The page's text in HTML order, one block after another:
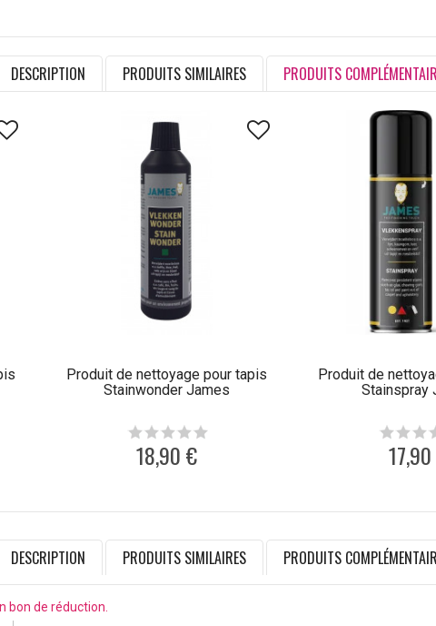
DESCRIPTION PRODUITS SIMILAIRES PRODUITS
Produit de nettoyage pour tapis
Stainwonder James
18,90 €
Produit de
Stainspray
DESCRIPTION PRODUITS SIMILAIRES PRODUITS
bon de réduction.